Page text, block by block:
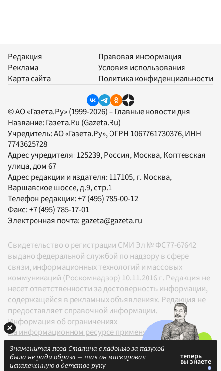
Редакция
Реклама
Карта сайта
Правовая информация
Условия использования
Политика конфиденциальности
© АО «Газета.Ру» (1999-2026) – Главные новости дня
Название: Газета.Ru (Gazeta.Ru)
Учредитель:АО «Газета.Ру», ОГРН 1067761730376, ИНН
7743625728
Адрес учредителя: 125239, Россия, Москва, Коптевская
улица, дом 67
Адрес редакции и издателя: 117105, г. Москва,
Варшавское шоссе, д.9, стр.1
Телефон редакции:+7 (495) 785-00-12
Факс:+7 (495) 785-17-01
Электронная почта: gazeta@gazeta.ru
Свидетельство о регистрации СМИ Эл № ФС77-67642
выдано федеральной службой по надзору в сфере
связи, информационных технологий и массовых
коммуникаций (Роскомнадзор) 10.11.2016 г. Редакция не
несет ответственности за достоверность информации,
содержащейся в рекламных объявлениях. Редакция не
предоставляет справочной информации.
Информация об ограничениях
На информационном ресурсе применяются
рекомендательные технологии в соответствии с
Правилами
Знаменитая поза Сталина с ладонью за пазухой
была не ради образа — так он маскировал
искалеченную в детстве руку